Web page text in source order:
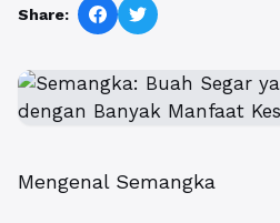
Share:
Mengenal Semangka